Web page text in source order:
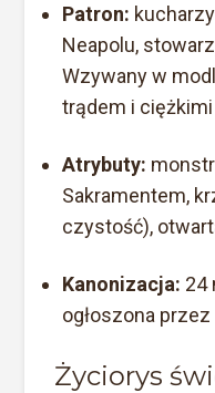
Patron:
Neapolu,
Wzywany w
trądem i
Atrybuty:
Sakramentem,
czystość),
Kanonizacja: 24
ogłoszona
Życiorys